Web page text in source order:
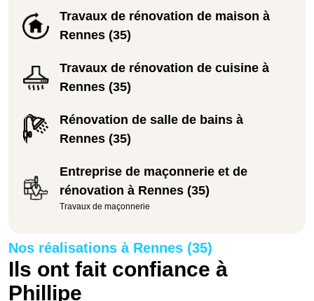
Travaux de rénovation de maison à
Rennes (35)
Travaux de rénovation de cuisine à
Rennes (35)
Rénovation de salle de bains à
Rennes (35)
Entreprise de maçonnerie et de
rénovation à Rennes (35)
Travaux de maçonnerie
Nos réalisations à Rennes (35)
Ils ont fait confiance à
Phillipe